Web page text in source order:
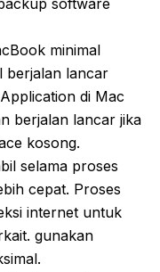
software
minimal
berjalan lancar
di Mac
berjalan lancar jika
kosong.
selama proses
cepat. Proses
internet untuk
gunakan